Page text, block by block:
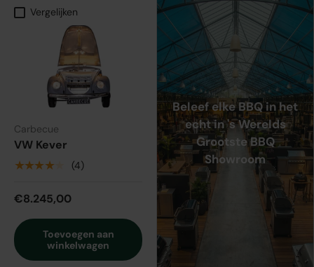
Vergelijken
Carbecue
VW Kever
★★★★★ (4)
€8.245,00
Toevoegen aan
winkelwagen
Beleef elke BBQ in het
echt in 's Werelds
Grootste BBQ
Showroom